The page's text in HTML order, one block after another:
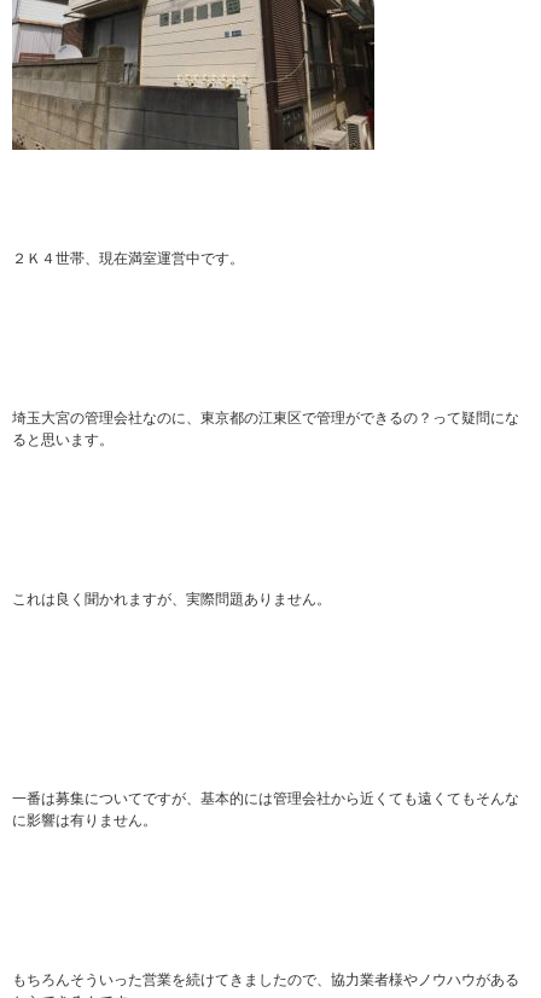
２Ｋ４世帯、現在満室運営中です。
埼玉大宮の管理会社なのに、東京都の江東区で管理ができるの？って疑問にな
ると思います。
これは良く聞かれますが、実際問題ありません。
一番は募集についてですが、基本的には管理会社から近くても遠くてもそんな
に影響は有りません。
もちろんそういった営業を続けてきましたので、協力業者様やノウハウがある